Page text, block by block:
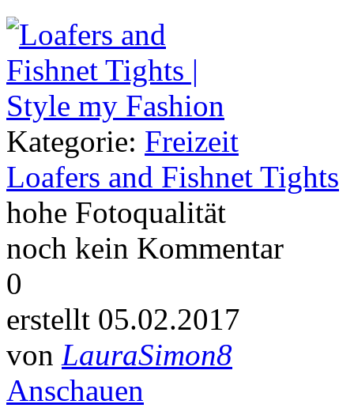
Kategorie: Freizeit
Loafers and Fishnet Tights
hohe Fotoqualität
noch kein Kommentar
0
erstellt 05.02.2017
von LauraSimon8
Anschauen